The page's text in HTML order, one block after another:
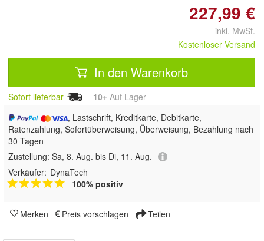
227,99 €
inkl. MwSt.
Kostenloser Versand
In den Warenkorb
Sofort lieferbar 10+ Auf Lager
, Lastschrift, Kreditkarte, Debitkarte,
Ratenzahlung, Sofortüberweisung, Überweisung, Bezahlung nach
30 Tagen
Zustellung: Sa, 8. Aug. bis Di, 11. Aug.
Verkäufer: DynaTech
100% positiv
Merken Preis vorschlagen Teilen